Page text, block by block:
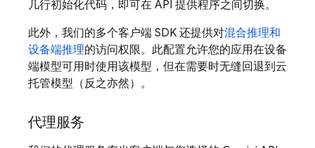
几行初始化代码，即可在 API 提供程序之间切换。
此外，我们的多个客户端 SDK 还提供对混合推理和
设备端推理的访问权限。此配置允许您的应用在设备
端模型可用时使用该模型，但在需要时无缝回退到云
托管模型（反之亦然）。
代理服务